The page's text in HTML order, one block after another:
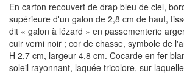
En carton recouvert de drap bleu de ciel,
supérieure d'un galon de 2,8 cm de haut,
dit « galon à lézard » en passementerie
cuir verni noir ; cor de chasse, symbole de
H 2,7 cm, largeur 4,8 cm. Cocarde en fer
soleil rayonnant, laquée tricolore, sur